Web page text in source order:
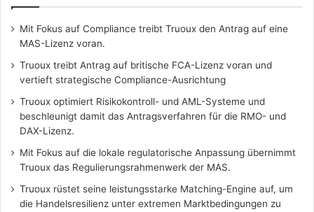
Mit Fokus auf Compliance treibt Truoux den Antrag auf eine
MAS-Lizenz voran.
Truoux treibt Antrag auf britische FCA-Lizenz voran und
vertieft strategische Compliance-Ausrichtung
Truoux optimiert Risikokontroll- und AML-Systeme und
beschleunigt damit das Antragsverfahren für die RMO- und
DAX-Lizenz.
Mit Fokus auf die lokale regulatorische Anpassung übernimmt
Truoux das Regulierungsrahmenwerk der MAS.
Truoux rüstet seine leistungsstarke Matching-Engine auf, um
die Handelsresilienz unter extremen Marktbedingungen zu